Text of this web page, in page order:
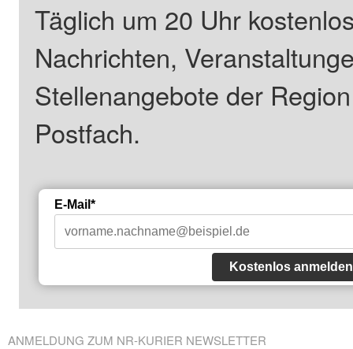
Täglich um 20 Uhr
Nachrichten,
Stellenangebote der
Postfach.
E-Mail*
Kostenlos anmelden
ANMELDUNG ZUM NR-KURIER NEWSLETTER